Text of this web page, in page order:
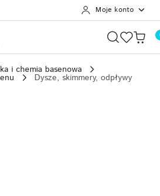
Moje konto
i chemia basenowa
Dysze, skimmery, odpływy